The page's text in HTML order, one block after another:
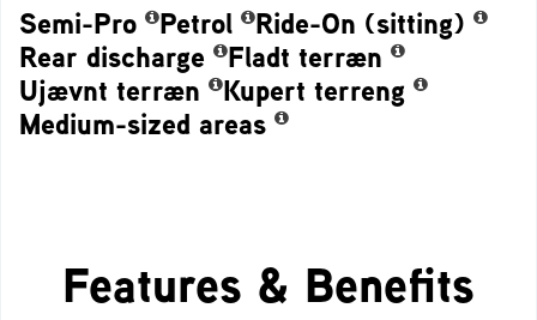
Semi-Pro Petrol Ride-On (sitting)
Rear discharge
Fladt terræn
Ujævnt terræn
Kupert terreng
Medium-sized areas
Features & Benefits